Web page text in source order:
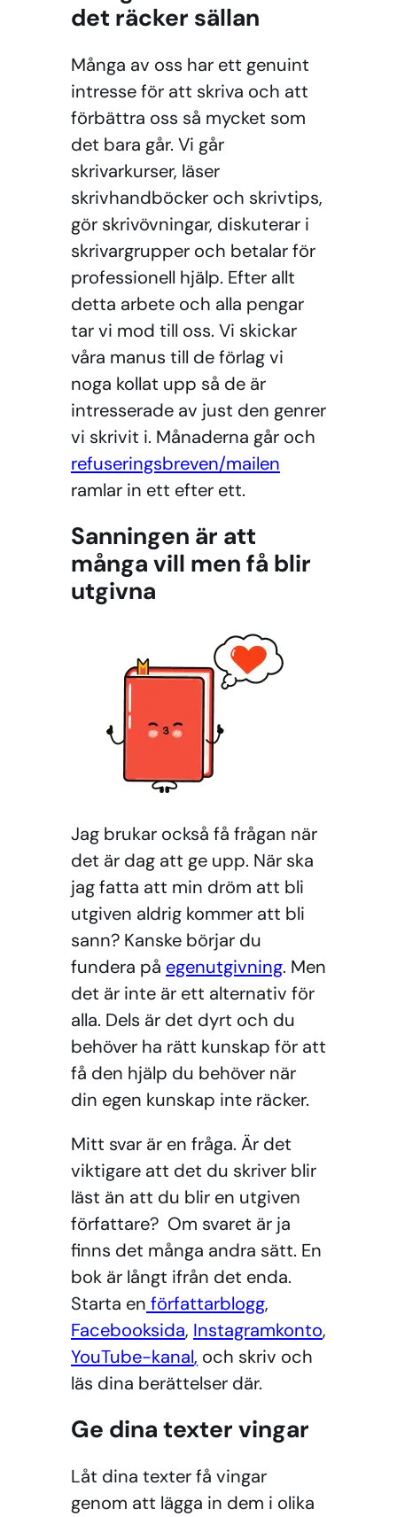
det räcker sällan
Många av oss har ett genuint
intresse för att skriva och att
förbättra oss så mycket som
det bara går. Vi går
skrivarkurser, läser
skrivhandböcker och skrivtips,
gör skrivövningar, diskuterar i
skrivargrupper och betalar för
professionell hjälp. Efter allt
detta arbete och alla pengar
tar vi mod till oss. Vi skickar
våra manus till de förlag vi
noga kollat upp så de är
intresserade av just den genrer
vi skrivit i. Månaderna går och
refuseringsbreven/mailen
ramlar in ett efter ett.
Sanningen är att
många vill men få blir
utgivna
Jag brukar också få frågan när
det är dag att ge upp. När ska
jag fatta att min dröm att bli
utgiven aldrig kommer att bli
sann? Kanske börjar du
fundera på egenutgivning. Men
det är inte är ett alternativ för
alla. Dels är det dyrt och du
behöver ha rätt kunskap för att
få den hjälp du behöver när
din egen kunskap inte räcker.
Mitt svar är en fråga. Är det
viktigare att det du skriver blir
läst än att du blir en utgiven
författare? Om svaret är ja
finns det många andra sätt. En
bok är långt ifrån det enda.
Starta en författarblogg,
Facebooksida, Instagramkonto,
YouTube-kanal, och skriv och
läs dina berättelser där.
Ge dina texter vingar
Låt dina texter få vingar
genom att lägga in dem i olika